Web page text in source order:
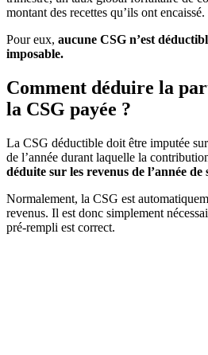
montant des recettes qu’ils ont encaissé.
Pour eux, aucune CSG n’est
imposable.
Comment déduire la
la CSG payée ?
La CSG déductible doit être imputée
de l’année durant laquelle la
déduite sur les revenus de l’année de
Normalement, la CSG est
revenus. Il est donc simplement
pré-rempli est correct.